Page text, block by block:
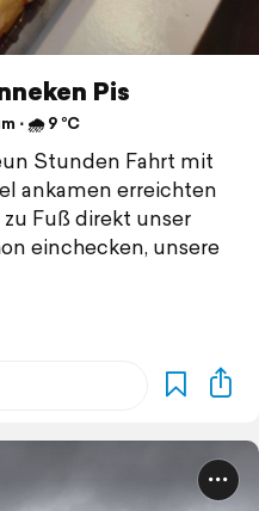
Pis
⋅ 🌧 9 °C
Stunden Fahrt mit
ankamen erreichten
Fuß direkt unser
einchecken, unsere